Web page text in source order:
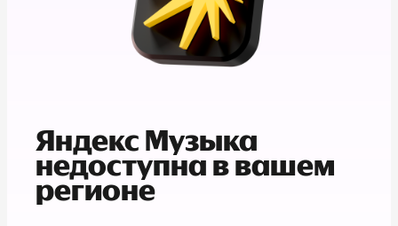
Яндекс Музыка
недоступна в вашем
регионе